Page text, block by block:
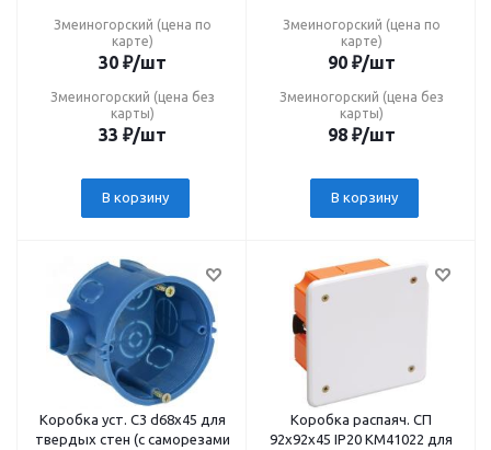
Змеиногорский (цена по
карте)
30₽/шт
Змеиногорский (цена без
карты)
33 ₽/шт
В корзину
Змеиногорский (цена по
карте)
90₽/шт
Змеиногорский (цена без
карты)
98₽/шт
В корзину
Коробка уст. С3 d68x45 для
твердых стен (с саморезами
Коробка распаяч. СП
92х92х45 IP20 КМ41022 для